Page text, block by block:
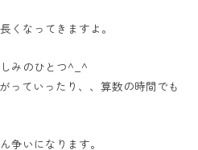
くなってきますよ。
みのひとつ^_^
っていったり、、算数の時間でも
争いになります。